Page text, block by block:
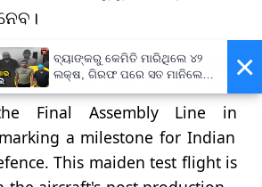
in India' Airbus C295 military
has conducted its first test
Final Assembly Line in
a milestone for Indian
This maiden test flight is
×
ବ୍ୟାଙ୍କରୁ କେମିତି ମାରିଥିଲେ ୪୨
ଲକ୍ଷ, ଗିରଫ ପରେ ସତ ମାନିଲେ
ବାପ-ପୁଅ